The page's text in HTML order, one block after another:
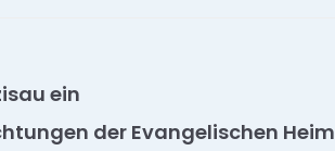
ein
der Evangelischen